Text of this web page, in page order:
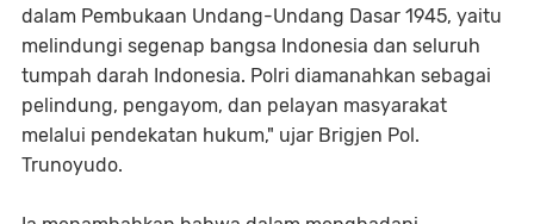
dalam Pembukaan Undang-Undang Dasar 1945, yaitu
melindungi segenap bangsa Indonesia dan seluruh
tumpah darah Indonesia. Polri diamanahkan sebagai
pelindung, pengayom, dan pelayan masyarakat
melalui pendekatan hukum," ujar Brigjen Pol.
Trunoyudo.